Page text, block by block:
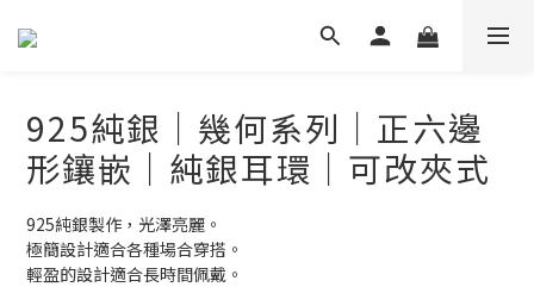
925純銀｜幾何系列｜正六邊
形鑲嵌｜純銀耳環｜可改夾式
925純銀製作，光澤亮麗。
極簡設計適合各種場合穿搭。
輕盈的設計適合長時間佩戴。